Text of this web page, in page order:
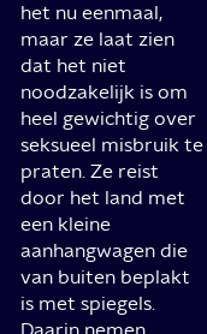
het nu eenmaal,
maar ze laat zien
dat het niet
noodzakelijk is om
heel gewichtig over
seksueel misbruik te
praten. Ze reist
door het land met
een kleine
aanhangwagen die
van buiten beplakt
is met spiegels.